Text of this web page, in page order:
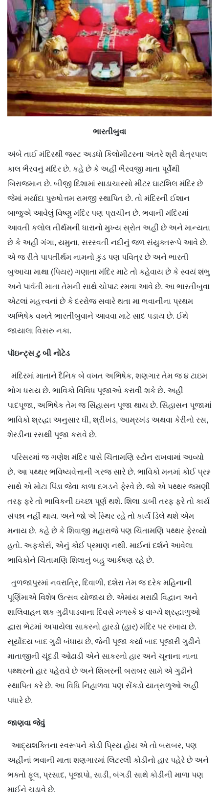
ભારતીબુવા
અંબે તાઈ મંદિરથી જસ્ટ અડધો કિલોમીટરના અંતરે શ્રી ક્ષેત્રપાલ
કાલ ભૈરવનું મંદિર છે. કહે છે કે અહીં ભૈરવજી માતા પૂર્વેથી
બિરાજમાન છે. બીજી દિશામાં સાડાચારસો મીટર ઘાટશિલ મંદિર છે
જેમાં મર્યાદા પુરુષોત્તમ રામજી સ્થાપિત છે. તો મંદિરની ઈશાન
બાજુએ આવેલું વિષ્ણુ મંદિર પણ પ્રાચીન છે. ભવાની મંદિરમાં
આવતી કલોલ તીર્થમની ધારાનો મુખ્ય સ્રોત અહીં છે અને માન્યતા
છે કે અહીં ગંગા, યમુના, સરસ્વતી નદીનું જળ સંયુક્તરૂપે આવે છે.
એ જ રીતે પાપતીર્થમ નામનો કુંડ પણ પવિત્ર છે અને ભારતી
બુઆચા માથા (પિયર) ગણાતા મંદિર માટે તો કહેવાય છે કે સ્વયં શંભુ
અને પાર્વતી માતા તેમની સાથે ચોપાટ રમવા આવે છે. આ ભારતીબુવા
એટલાં મહત્ત્વનાં છે કે દરરોજ સવારે થતા મા ભવાનીના પ્રથમ
અભિષેક વખતે ભારતીબુવાને આવવા માટે સાદ પડાય છે. ઈથે
જાયાલા વિસરુ નકા.
પૉઇન્ટ‍્સ ટુબી નોટેડ
મંદિરમાં માતાને દૈનિક બે વખત અભિષેક, શણગાર તેમ જ ૪ ટાઇમ
ભોગ ધરાય છે. ભાવિકો વિવિધ પૂજાઓ કરાવી શકે છે. અહીં
પાદપૂજા, અભિષેક તેમ જ સિંહાસન પૂજા થાય છે. સિંહાસન પૂજામાં
ભાવિકો શ્રદ્ધા અનુસાર ઘી, શ્રીખંડ, આમ્રખંડ અથવા કેરીનો રસ,
શેરડીના રસથી પૂજા કરાવે છે.
પરિસરમાં જ ગણેશ મંદિર પાસે ચિંતામણિ સ્ટોન રાખવામાં આવ્યો
છે. આ પથ્થર ભવિષ્યવેત્તાની ગરજ સારે છે. ભાવિકો મનમાં કોઈ પ્રશ્ન
સાથે એ મોટા પિંડા જેવા કાળા દગડને ફેરવે છે. જો એ પથ્થર જમણી
તરફ ફરે તો ભાવિકની ઇચ્છા પૂર્ણ થશે. શિલા ડાબી તરફ ફરે તો કાર્ય
સંપન્ન નહીં થાય. અને જો એ સ્થિર રહે તો કાર્ય ડિલે થશે એમ
મનાય છે. કહે છે કે શિવાજી મહારાજે પણ ચિંતામણિ પથ્થર ફેરવ્યો
હતો. અફકોર્સ, એનું કોઈ પ્રમાણ નથી. માઈનાં દર્શને આવેલા
ભાવિકોને ચિંતામણિ શિલાનું બહુ આર્કષણ રહે છે.
તુળજાપુરમાં નવરાત્રિ, દિવાળી, દશેરા તેમ જ દરેક મહિનાની
પૂર્ણિમાએ વિશેષ ઉત્સવ યોજાય છે. એમાંય મરાઠી વિદ્વાન અને
શાલિવાહન શક ગુઢીપાડવાના દિવસે મળસ્કે ૪ વાગ્યે શ્રદ્ધાળુઓ
દ્વારા ભેટમાં અપાયેલા સાકરનો હારડો (હાર) મંદિર પર રખાય છે.
સૂર્યોદય બાદ ગુઢી બંધાય છે, જેની પૂજા કર્યા બાદ પૂજારી ગુઢીને
માતાજીની ચૂંદડી ઓઢાડી એને સાકરનો હાર અને ચૂનાના નાના
પથ્થરનો હાર પહેરાવે છે અને શિખરની બરાબર સામે એ ગુઢીને
સ્થાપિત કરે છે. આ વિધિ નિહાળવા પણ સેંકડો યાત્રાળુઓ અહીં
પધારે છે.
જાણવા જેવું
આદ્યશક્તિના સ્વરૂપને કોડી પ્રિય હોય એ તો બરાબર, પણ
અહીંનાં ભવાની માતા શણગારમાં લિટરલી કોડીનો હાર પહેરે છે અને
ભક્તો ફૂલ, પ્રસાદ, પૂજાપો, સાડી, બંગડી સાથે કોડીની માળા પણ
માઈને ચડાવે છે.